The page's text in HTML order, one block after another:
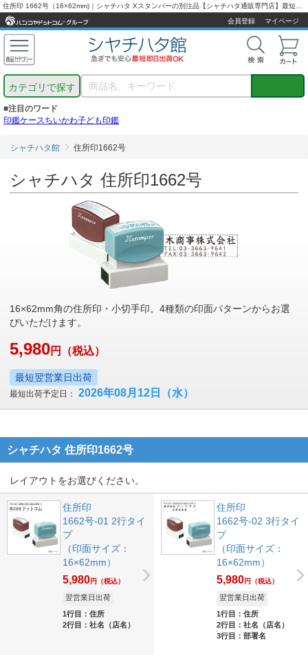
会員登録
マイページ
カテゴリで探す
■注目のワード
印鑑ケースちいかわ子ども印鑑
シャチハタ館 住所印1662号
シャチハタ 住所印1662号
16×62mm角の住所印・小切手印。4種類の印面パターンからお選
びいただけます。
5,980円 （税込）
最短翌営業日出荷
最短出荷予定日： 2026年08月12日 （水）
シャチハタ 住所印1662号
レイアウトをお選びください。
住所印
1662号-01 2行タイ
プ
（印面サイズ：
16×62mm）
5,980円 （税込）
翌営業日出荷
1行目：住所
2行目：社名（店名）
住所印
1662号-02 3行タイ
プ
（印面サイズ：
16×62mm）
5,980円 （税込）
翌営業日出荷
1行目：住所
2行目：社名（店名）
3行目：部署名